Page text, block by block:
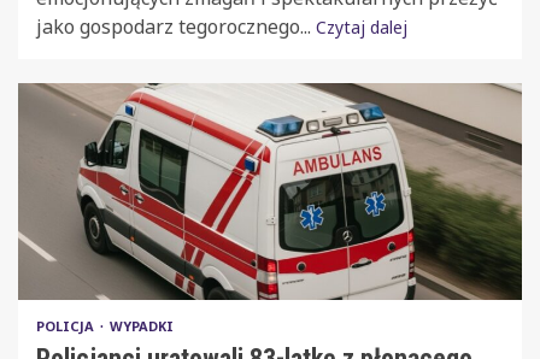
jako gospodarz tegorocznego... Czytaj dalej
POLICJA WYPADKI